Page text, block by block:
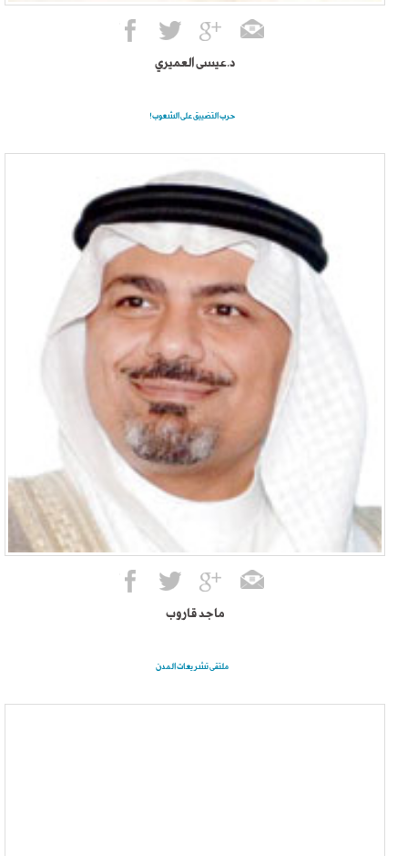
د.عيسى العميري
حرب التضييق على الشعوب!
ماجد قاروب
ملتقى تشريعات المدن